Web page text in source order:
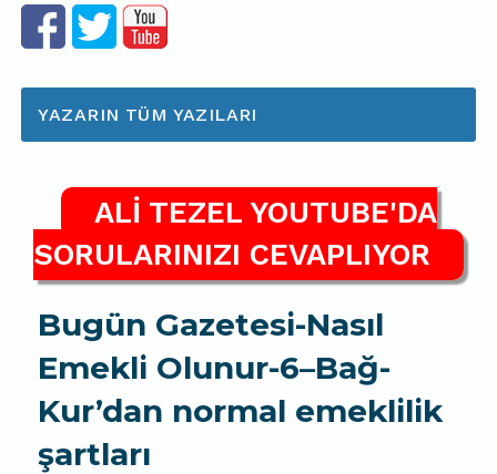
YAZARIN TÜM YAZILARI
ALİ TEZEL YOUTUBE'DA
SORULARINIZI CEVAPLIYOR
Bugün Gazetesi-Nasıl
Emekli Olunur-6–Bağ-
Kur’dan normal emeklilik
şartları